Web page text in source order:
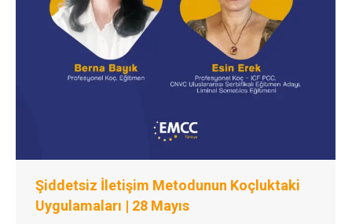
Şiddetsiz İletişim Metodunun Koçluktaki
Uygulamaları | 28 Mayıs